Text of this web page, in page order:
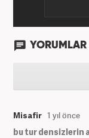
YORUMLAR
Misafir 1 yıl önce
bu tur densizlerin